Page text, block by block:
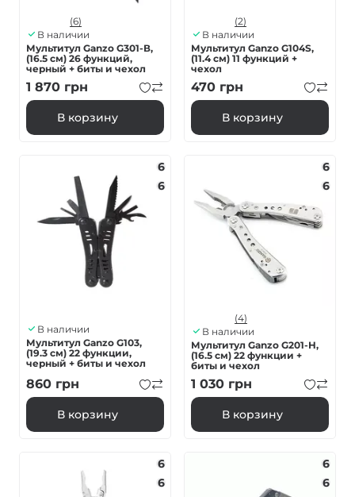
(6)
В наличии
Мультитул Ganzo G301-В,
(16.5 см) 26 функций,
черный + биты и чехол
1 870 грн
В корзину
(2)
В наличии
Мультитул Ganzo G104S,
(11.4 см) 11 функций +
чехол
470 грн
В корзину
6
6
В наличии
Мультитул Ganzo G103,
(19.3 см) 22 функции,
черный + биты и чехол
860 грн
В корзину
6
6
(4)
В наличии
Мультитул Ganzo G201-H,
(16.5 см) 22 функции +
биты и чехол
1 030 грн
В корзину
6
6
6
6